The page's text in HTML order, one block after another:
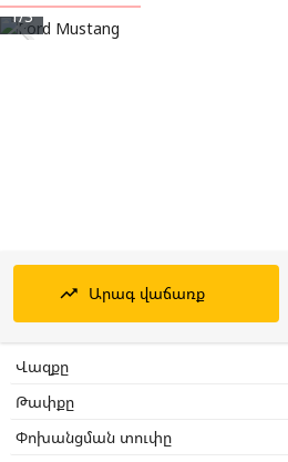
1/3

trending_up Արագ վաճառք
Վազքը
Թափքը
Փոխանցման տուփը